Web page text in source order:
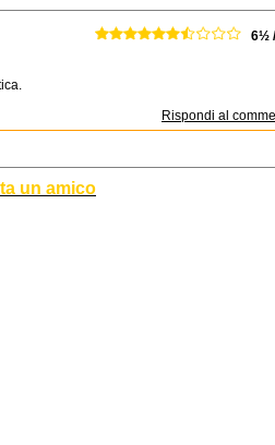
6½
Rispondi al
un amico